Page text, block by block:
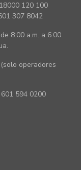
120 100
307 8042
8:00 a.m. a 6:00
operadores
594 0200